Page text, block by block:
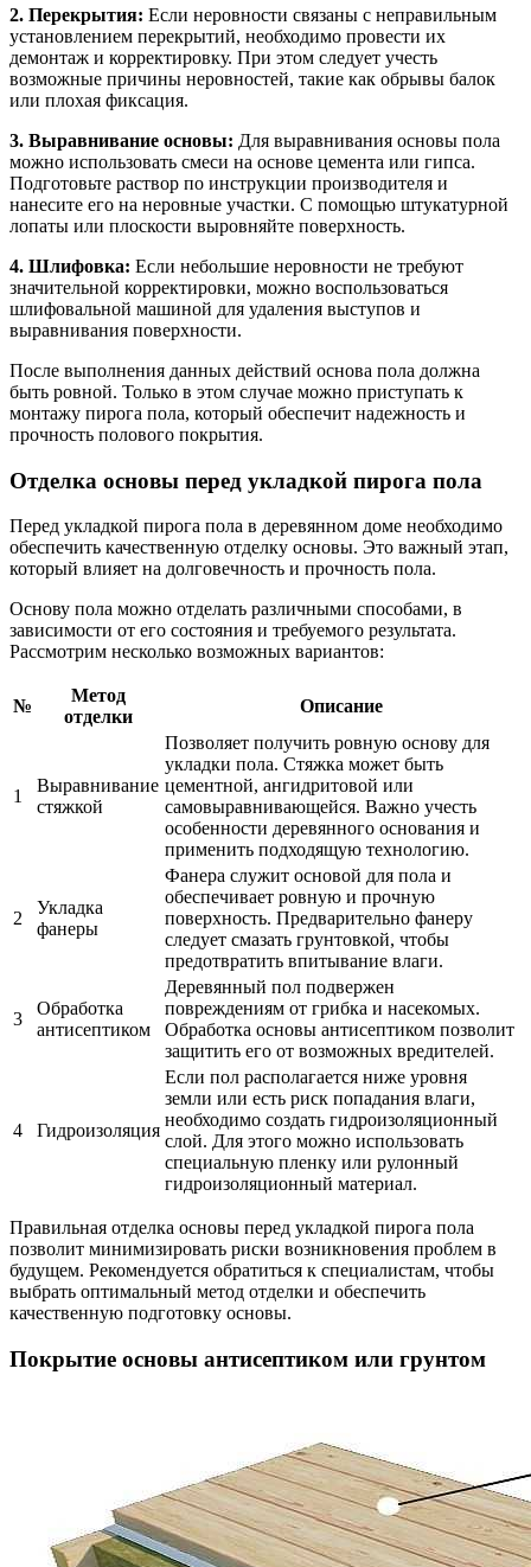
2. Перекрытия: Если неровности связаны с неправильным
установлением перекрытий, необходимо провести их
демонтаж и корректировку. При этом следует учесть
возможные причины неровностей, такие как обрывы балок
или плохая фиксация.
3. Выравнивание основы: Для выравнивания основы пола
можно использовать смеси на основе цемента или гипса.
Подготовьте раствор по инструкции производителя и
нанесите его на неровные участки. С помощью штукатурной
лопаты или плоскости выровняйте поверхность.
4. Шлифовка: Если небольшие неровности не требуют
значительной корректировки, можно воспользоваться
шлифовальной машиной для удаления выступов и
выравнивания поверхности.
После выполнения данных действий основа пола должна
быть ровной. Только в этом случае можно приступать к
монтажу пирога пола, который обеспечит надежность и
прочность полового покрытия.
Отделка основы перед укладкой пирога пола
Перед укладкой пирога пола в деревянном доме необходимо
обеспечить качественную отделку основы. Это важный этап,
который влияет на долговечность и прочность пола.
Основу пола можно отделать различными способами, в
зависимости от его состояния и требуемого результата.
Рассмотрим несколько возможных вариантов:
№
Метод
отделки
Описание
1
Выравнивание
стяжкой
Позволяет получить ровную основу для
укладки пола. Стяжка может быть
цементной, ангидритовой или
самовыравнивающейся. Важно учесть
особенности деревянного основания и
применить подходящую технологию.
2
Укладка
фанеры
Фанера служит основой для пола и
обеспечивает ровную и прочную
поверхность. Предварительно фанеру
следует смазать грунтовкой, чтобы
предотвратить впитывание влаги.
3
Обработка
антисептиком
Деревянный пол подвержен
повреждениям от грибка и насекомых.
Обработка основы антисептиком позволит
защитить его от возможных вредителей.
4 Гидроизоляция
Если пол располагается ниже уровня
земли или есть риск попадания влаги,
необходимо создать гидроизоляционный
слой. Для этого можно использовать
специальную пленку или рулонный
гидроизоляционный материал.
Правильная отделка основы перед укладкой пирога пола
позволит минимизировать риски возникновения проблем в
будущем. Рекомендуется обратиться к специалистам, чтобы
выбрать оптимальный метод отделки и обеспечить
качественную подготовку основы.
Покрытие основы антисептиком или грунтом